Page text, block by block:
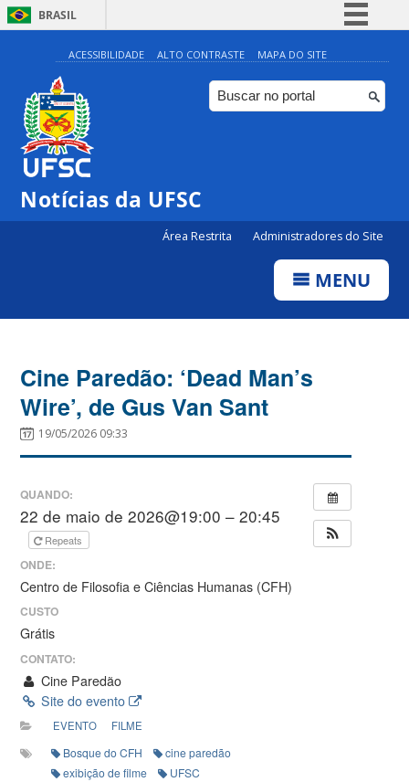
BRASIL
Simplifique!
Comunica BR
Participe
ACESSIBILIDADE ALTO CONTRASTE MAPA DO SITE
Notícias da UFSC
Área Restrita Administradores do Site
MENU
Cine Paredão: ‘Dead Man’s
Wire’, de Gus Van Sant
19/05/2026 09:33
QUANDO:
22 de maio de 2026@19:00 – 20:45
Repeats
ONDE:
Centro de Filosofia e Ciências Humanas (CFH)
CUSTO
Grátis
CONTATO:
Cine Paredão
Site do evento
EVENTO FILME
Bosque do CFH
cine paredão
exibição de filme
UFSC